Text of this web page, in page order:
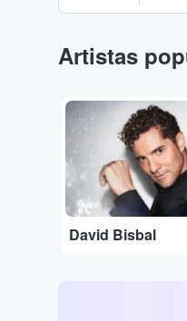
Artistas
...
David Bisbal